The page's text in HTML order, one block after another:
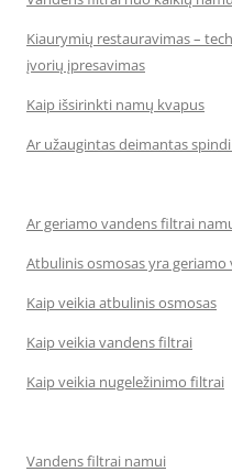
Kiaurymių restauravimas –
įvorių įpresavimas
Kaip išsirinkti namų kvapus
Ar užaugintas deimantas
Ar geriamo vandens filtrai
Atbulinis osmosas yra geriamo
Kaip veikia atbulinis osmosas
Kaip veikia vandens filtrai
Kaip veikia nugeležinimo filtrai
Vandens filtrai namui